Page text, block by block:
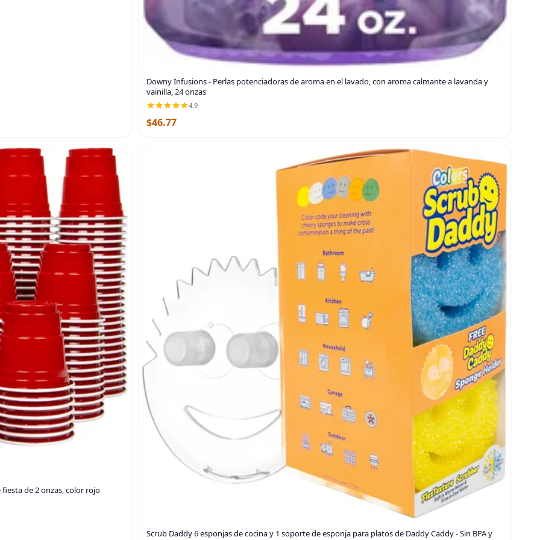
Downy Infusions - Perlas potenciadoras de aroma en el lavado, con aroma calmante a lavanda y
vainilla, 24 onzas
4.9
$46.77
de 2 onzas, color rojo
Scrub Daddy 6 esponjas de cocina y 1 soporte de esponja para platos de Daddy Caddy - Sin BPA y